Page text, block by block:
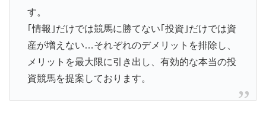
す。
｢情報｣だけでは競馬に勝てない｢投資｣だけでは資
産が増えない…それぞれのデメリットを排除し、
メリットを最大限に引き出し、有効的な本当の投
資競馬を提案しております。